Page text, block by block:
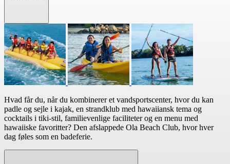
Hvad får du, når du kombinerer et vandsportscenter, hvor du kan
padle og sejle i kajak, en strandklub med hawaiiansk tema og
cocktails i tiki-stil, familievenlige faciliteter og en menu med
hawaiiske favoritter? Den afslappede Ola Beach Club, hvor hver
dag føles som en badeferie.